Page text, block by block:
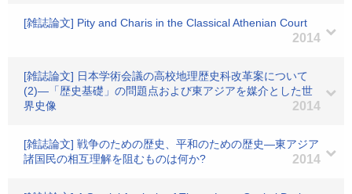
[雑誌論文] Pity and Charis in the Classical Athenian Court
2014
[雑誌論文] 日本学術会議の高校地理歴史科改革案について
(2)―「歴史基礎」の問題点および東アジアを媒介とした世
界史像
2014
[雑誌論文] 戦争のための歴史、平和のための歴史―東アジア
諸国民の相互理解を阻むものは何か?
2014